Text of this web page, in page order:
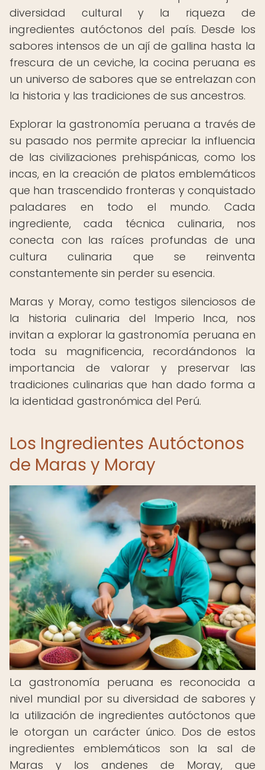
diversidad cultural y la riqueza de
ingredientes autóctonos del país. Desde los
sabores intensos de un ají de gallina hasta la
frescura de un ceviche, la cocina peruana es
un universo de sabores que se entrelazan con
la historia y las tradiciones de sus ancestros.
Explorar la gastronomía peruana a través de
su pasado nos permite apreciar la influencia
de las civilizaciones prehispánicas, como los
incas, en la creación de platos emblemáticos
que han trascendido fronteras y conquistado
paladares en todo el mundo. Cada
ingrediente, cada técnica culinaria, nos
conecta con las raíces profundas de una
cultura culinaria que se reinventa
constantemente sin perder su esencia.
Maras y Moray, como testigos silenciosos de
la historia culinaria del Imperio Inca, nos
invitan a explorar la gastronomía peruana en
toda su magnificencia, recordándonos la
importancia de valorar y preservar las
tradiciones culinarias que han dado forma a
la identidad gastronómica del Perú.
Los Ingredientes Autóctonos
de Maras y Moray
La gastronomía peruana es reconocida a
nivel mundial por su diversidad de sabores y
la utilización de ingredientes autóctonos que
le otorgan un carácter único. Dos de estos
ingredientes emblemáticos son la sal de
Maras y los andenes de Moray, que